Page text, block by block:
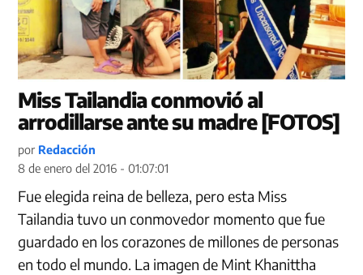
Miss Tailandia conmovió al
arrodillarse ante su madre [FOTOS]
por Redacción
8 de enero del 2016 - 01:07:01
Fue elegida reina de belleza, pero esta Miss
Tailandia tuvo un conmovedor momento que fue
guardado en los corazones de millones de personas
en todo el mundo. La imagen de Mint Khanittha